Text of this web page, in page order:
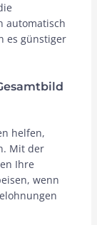
automatisch
es günstiger
helfen,
Mit der
Ihre
wenn